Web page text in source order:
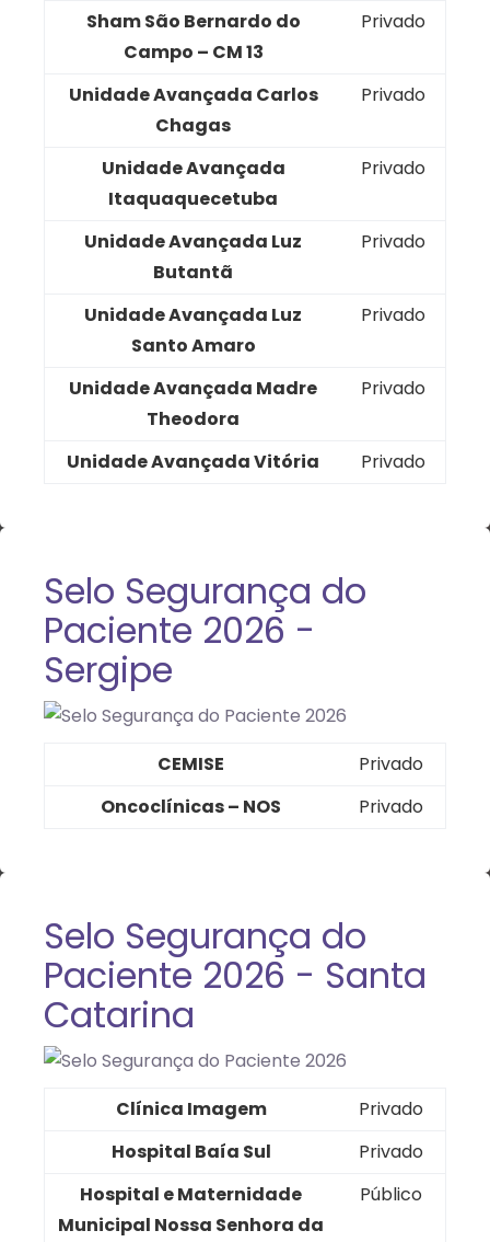
Sham São Bernardo do
Campo – CM 13
Privado
Unidade Avançada Carlos
Chagas
Privado
Unidade Avançada
Itaquaquecetuba
Privado
Unidade Avançada Luz
Butantã
Privado
Unidade Avançada Luz
Santo Amaro
Privado
Unidade Avançada Madre
Theodora
Privado
Unidade Avançada Vitória Privado
Selo Segurança do
Paciente 2026 -
Sergipe
CEMISE
Privado
Oncoclínicas – NOS
Privado
Selo Segurança do
Paciente 2026 - Santa
Catarina
Clínica Imagem
Privado
Hospital Baía Sul
Privado
Hospital e Maternidade
Municipal Nossa Senhora da
Público